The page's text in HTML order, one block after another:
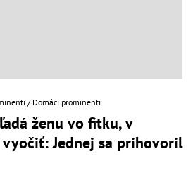
Domáci prominenti
ženu vo fitku, v
Jednej sa prihovoril